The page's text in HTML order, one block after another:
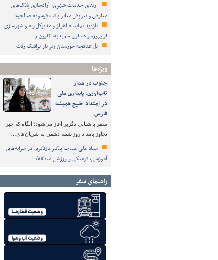
ارتقای خدمات شهری، آزادسازی پلاک‌های
معارض و تعریض معابر بافت فرسوده صالحیه
بازدید نماینده اهواز و مدیرکل راه و شهرسازی
از پروژه راهسازی حمیدیه، کارون و…
پل عنافچه خوزستان زیر بار ترافیک رفت
ویژه‌ها
جنوب در مدار
تاب‌آوری؛ پایداری ملی
در امتداد خلیج همیشه
فارس
سفر با شتابی ناگزیر آغاز می‌شود؛ آنگاه که خبر
تجاوز بامداد روز شنبه دشمن به شریان‌های…
ستاد ملی میناب پیگیر بازنگری در سرانه‌های
آموزشی، فرهنگی و ورزشی منطقه/…
راهنمای سفر